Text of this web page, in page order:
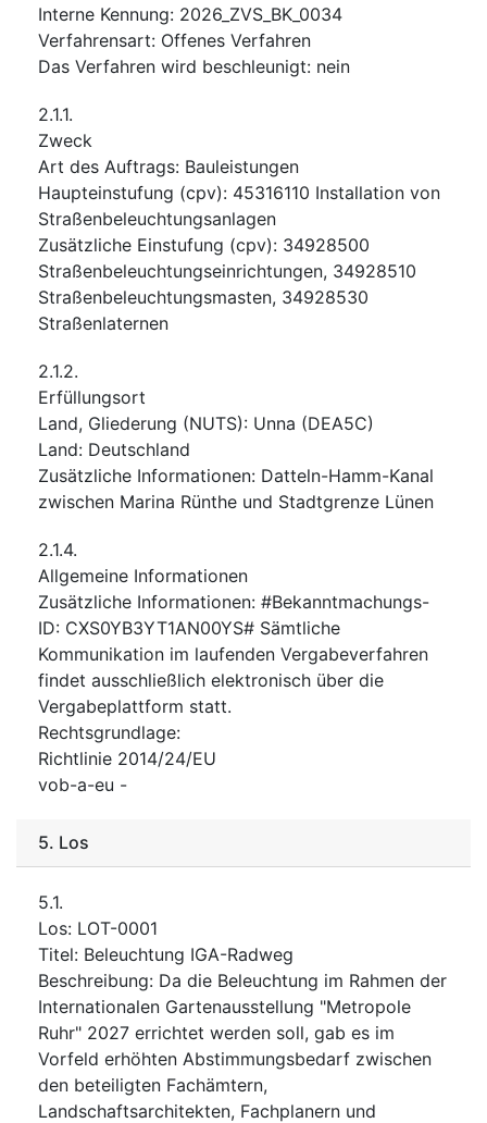
Interne Kennung: 2026_ZVS_BK_0034
Verfahrensart: Offenes Verfahren
Das Verfahren wird beschleunigt: nein
2.1.1.
Zweck
Art des Auftrags: Bauleistungen
Haupteinstufung (cpv): 45316110 Installation von
Straßenbeleuchtungsanlagen
Zusätzliche Einstufung (cpv): 34928500
Straßenbeleuchtungseinrichtungen, 34928510
Straßenbeleuchtungsmasten, 34928530
Straßenlaternen
2.1.2.
Erfüllungsort
Land, Gliederung (NUTS): Unna (DEA5C)
Land: Deutschland
Zusätzliche Informationen: Datteln-Hamm-Kanal
zwischen Marina Rünthe und Stadtgrenze Lünen
2.1.4.
Allgemeine Informationen
Zusätzliche Informationen: #Bekanntmachungs-
ID: CXS0YB3YT1AN00YS# Sämtliche
Kommunikation im laufenden Vergabeverfahren
findet ausschließlich elektronisch über die
Vergabeplattform statt.
Rechtsgrundlage:
Richtlinie 2014/24/EU
vob-a-eu -
5. Los
5.1.
Los: LOT-0001
Titel: Beleuchtung IGA-Radweg
Beschreibung: Da die Beleuchtung im Rahmen der
Internationalen Gartenausstellung "Metropole
Ruhr" 2027 errichtet werden soll, gab es im
Vorfeld erhöhten Abstimmungsbedarf zwischen
den beteiligten Fachämtern,
Landschaftsarchitekten, Fachplanern und